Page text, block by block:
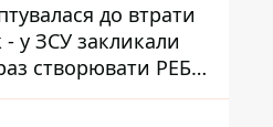
до втрати
у ЗСУ закликали
створювати РЕБ
загрози